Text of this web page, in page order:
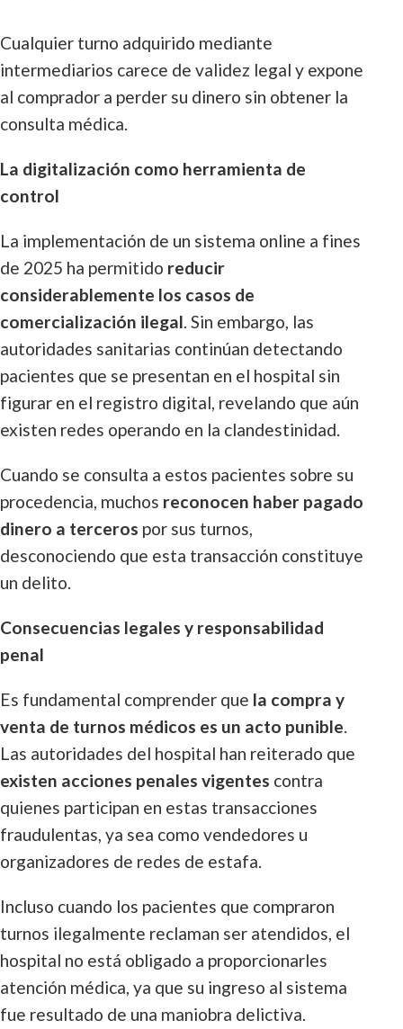
Cualquier turno adquirido mediante
intermediarios carece de validez legal y expone
al comprador a perder su dinero sin obtener la
consulta médica.
La digitalización como herramienta de
control
La implementación de un sistema online a fines
de 2025 ha permitido reducir
considerablemente los casos de
comercialización ilegal. Sin embargo, las
autoridades sanitarias continúan detectando
pacientes que se presentan en el hospital sin
figurar en el registro digital, revelando que aún
existen redes operando en la clandestinidad.
Cuando se consulta a estos pacientes sobre su
procedencia, muchos reconocen haber pagado
dinero a terceros por sus turnos,
desconociendo que esta transacción constituye
un delito.
Consecuencias legales y responsabilidad
penal
Es fundamental comprender que la compra y
venta de turnos médicos es un acto punible.
Las autoridades del hospital han reiterado que
existen acciones penales vigentes contra
quienes participan en estas transacciones
fraudulentas, ya sea como vendedores u
organizadores de redes de estafa.
Incluso cuando los pacientes que compraron
turnos ilegalmente reclaman ser atendidos, el
hospital no está obligado a proporcionarles
atención médica, ya que su ingreso al sistema
fue resultado de una maniobra delictiva.